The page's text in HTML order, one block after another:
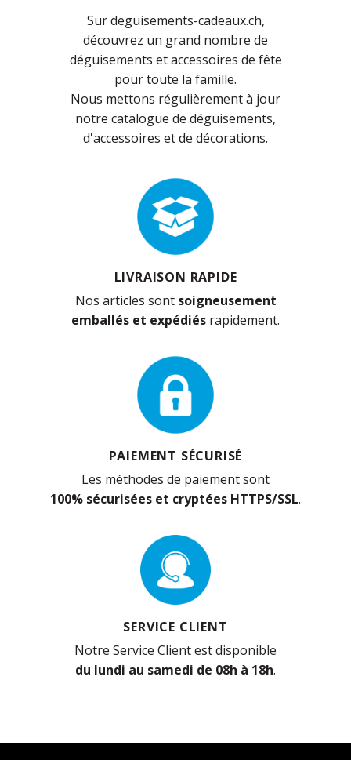
Sur deguisements-cadeaux.ch,
découvrez un grand nombre de
déguisements et accessoires de fête
pour toute la famille.
Nous mettons régulièrement à jour
notre catalogue de déguisements,
d'accessoires et de décorations.
LIVRAISON RAPIDE
Nos articles sont soigneusement
emballés et expédiés rapidement.
PAIEMENT SÉCURISÉ
Les méthodes de paiement sont
100% sécurisées et cryptées HTTPS/SSL.
SERVICE CLIENT
Notre Service Client est disponible
du lundi au samedi de 08h à 18h.